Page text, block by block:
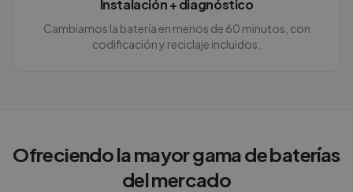
Instalación + diagnóstico
Cambiamos la batería en menos de 60 minutos, con
codificación y reciclaje incluidos.
Ofreciendo la mayor gama de baterías
del mercado